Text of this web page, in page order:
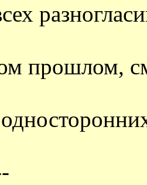
прошлом,